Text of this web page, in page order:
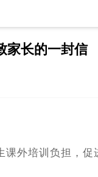
家长的一封信
外培训负担，促